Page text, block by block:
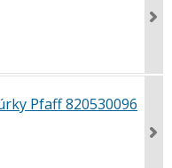
Pfaff 820530096